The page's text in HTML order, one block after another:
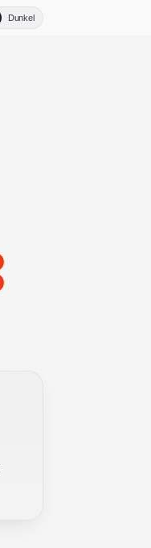
Dunkel